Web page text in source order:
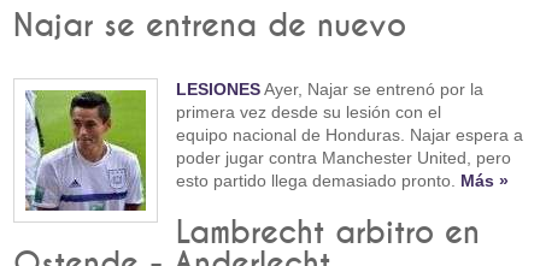
Najar se entrena de nuevo
LESIONESAyer, Najar se entrenó por la
primera vez desde su lesión con el
equipo nacional de Honduras. Najar espera a
poder jugar contra Manchester United, pero
esto partido llega demasiado pronto. Más »
Lambrecht arbitro en